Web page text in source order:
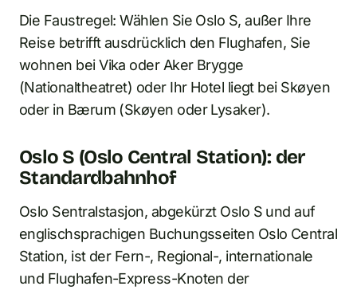
Die Faustregel: Wählen Sie Oslo S, außer Ihre
Reise betrifft ausdrücklich den Flughafen, Sie
wohnen bei Vika oder Aker Brygge
(Nationaltheatret) oder Ihr Hotel liegt bei Skøyen
oder in Bærum (Skøyen oder Lysaker).
Oslo S (Oslo Central Station): der
Standardbahnhof
Oslo Sentralstasjon, abgekürzt Oslo S und auf
englischsprachigen Buchungsseiten Oslo Central
Station, ist der Fern-, Regional-, internationale
und Flughafen-Express-Knoten der